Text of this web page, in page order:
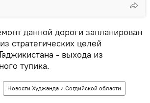
данной дороги запланирован
стратегических целей
- выхода из
тупика.
Новости Худжанда и Согдийской области